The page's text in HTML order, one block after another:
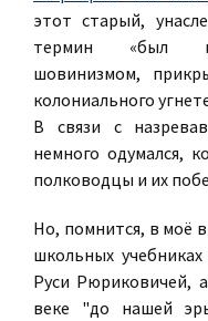
этот старый,
термин «был
шовинизмом,
колониального
В связи с
немного одумался,
полководцы и их
Но, помнится, в моё
школьных
Руси Рюриковичей,
веке "до нашей